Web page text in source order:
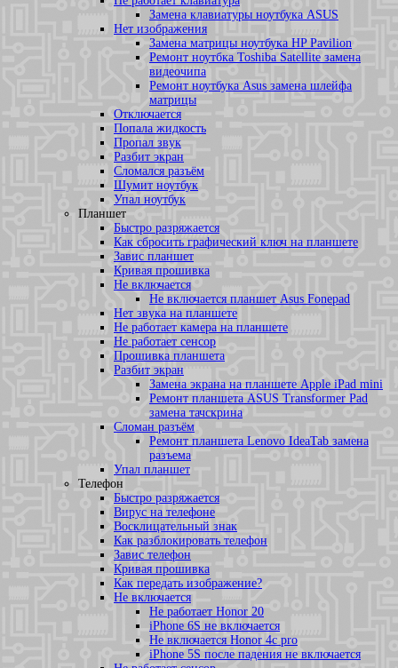
Замена клавиатуры ноутбука ASUS
Нет изображения
Замена матрицы ноутбука HP Pavilion
Ремонт ноутбка Toshiba Satellite замена
видеочипа
Ремонт ноутбука Asus замена шлейфа
матрицы
Отключается
Попала жидкость
Пропал звук
Разбит экран
Сломался разъём
Шумит ноутбук
Упал ноутбук
Планшет
Быстро разряжается
Как сбросить графический ключ на планшете
Завис планшет
Кривая прошивка
Не включается
Не включается планшет Asus Fonepad
Нет звука на планшете
Не работает камера на планшете
Не работает сенсор
Прошивка планшета
Разбит экран
Замена экрана на планшете Apple iPad mini
Ремонт планшета ASUS Transformer Pad
замена тачскрина
Сломан разъём
Ремонт планшета Lenovo IdeaTab замена
разъема
Упал планшет
Телефон
Быстро разряжается
Вирус на телефоне
Восклицательный знак
Как разблокировать телефон
Завис телефон
Кривая прошивка
Как передать изображение?
Не включается
Не работает Honor 20
iPhone 6S не включается
Не включается Honor 4c pro
iPhone 5S после падения не включается